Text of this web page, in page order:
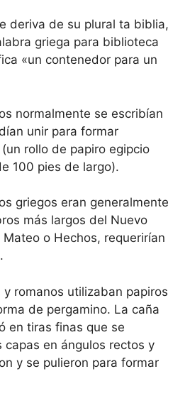
deriva de su plural ta biblia,
griega para biblioteca
«un contenedor para un
normalmente se escribían
unir para formar
rollo de papiro egipcio
100 pies de largo).
griegos eran generalmente
más largos del Nuevo
o Hechos, requerirían
romanos utilizaban papiros
de pergamino. La caña
en tiras finas que se
capas en ángulos rectos y
y se pulieron para formar